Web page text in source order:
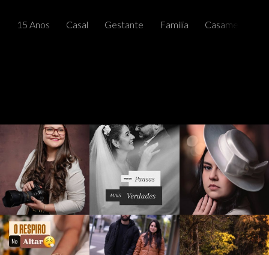
15 Anos Casal Gestante Família Casamentos